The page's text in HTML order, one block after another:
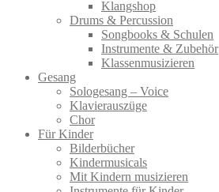
Klangshop
Drums & Percussion
Songbooks & Schulen
Instrumente & Zubehör
Klassenmusizieren
Gesang
Sologesang – Voice
Klavierauszüge
Chor
Für Kinder
Bilderbücher
Kindermusicals
Mit Kindern musizieren